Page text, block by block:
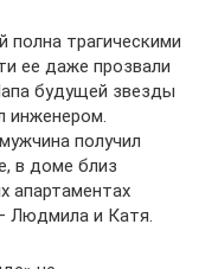
трагическими
ее даже прозвали
будущей звезды
инженером.
получил
в доме близ
апартаментах
Людмила и Катя.